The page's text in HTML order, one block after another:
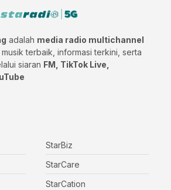
adalah media radio multichannel
terbaik, informasi terkini, serta
siaran FM, TikTok Live,
StarBiz
StarCare
StarCation